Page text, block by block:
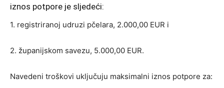
iznos potpore je sljedeći:
1. registriranoj udruzi pčelara, 2.000,00 EUR i
2. županijskom savezu, 5.000,00 EUR.
Navedeni troškovi uključuju maksimalni iznos potpore za: